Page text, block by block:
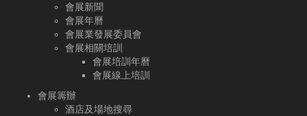
會展新聞
會展年曆
會展業發展委員會
會展相關培訓
會展培訓年曆
會展線上培訓
會展籌辦
酒店及場地搜尋